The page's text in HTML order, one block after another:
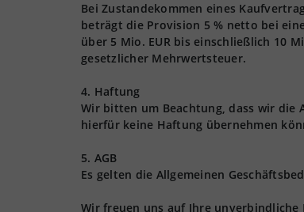
Bei Zustandekommen eines
beträgt die Provision 5 % netto bei
über 5 Mio. EUR bis einschließlich 10
gesetzlicher Mehrwertsteuer.
4. Haftung
Wir bitten um Beachtung, dass wir die
hierfür keine Haftung übernehmen
5. AGB
Es gelten die Allgemeinen
Wir freuen uns auf Ihre unverbindliche